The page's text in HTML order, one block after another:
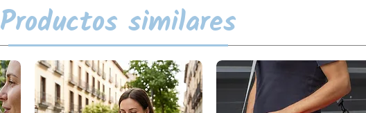
Productos similares